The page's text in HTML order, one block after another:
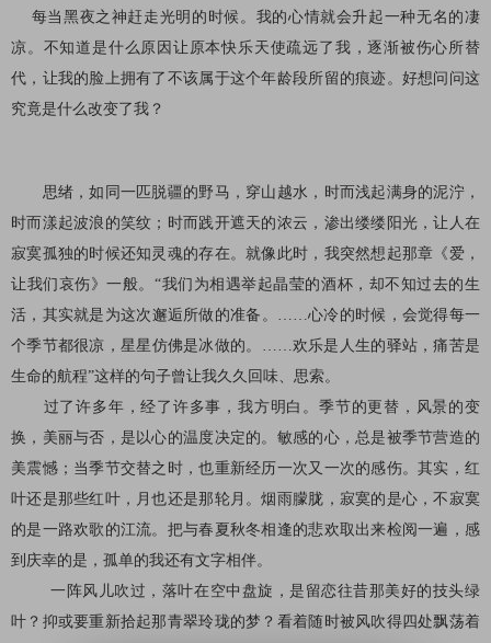
每当黑夜之神赶走光明的时候。我的心情就会升起一种无名的凄
凉。不知道是什么原因让原本快乐天使疏远了我，逐渐被伤心所替
代，让我的脸上拥有了不该属于这个年龄段所留的痕迹。好想问问这
究竟是什么改变了我？
思绪，如同一匹脱疆的野马，穿山越水，时而浅起满身的泥泞，
时而漾起波浪的笑纹；时而践开遮天的浓云，渗出缕缕阳光，让人在
寂寞孤独的时候还知灵魂的存在。就像此时，我突然想起那章《爱，
让我们哀伤》一般。 “我们为相遇举起晶莹的酒杯，却不知过去的生
活，其实就是为这次邂逅所做的准备。……心冷的时候，会觉得每一
个季节都很凉，星星仿佛是冰做的。……欢乐是人生的驿站，痛苦是
生命的航程”这样的句子曾让我久久回味、思索。
过了许多年，经了许多事，我方明白。季节的更替，风景的变
换，美丽与否，是以心的温度决定的。敏感的心，总是被季节营造的
美震憾；当季节交替之时，也重新经历一次又一次的感伤。其实，红
叶还是那些红叶，月也还是那轮月。烟雨朦胧，寂寞的是心，不寂寞
的是一路欢歌的江流。把与春夏秋冬相逢的悲欢取出来检阅一遍，感
到庆幸的是，孤单的我还有文字相伴。
一阵风儿吹过，落叶在空中盘旋，是留恋往昔那美好的技头绿
叶？抑或要重新拾起那青翠玲珑的梦？看着随时被风吹得四处飘荡着